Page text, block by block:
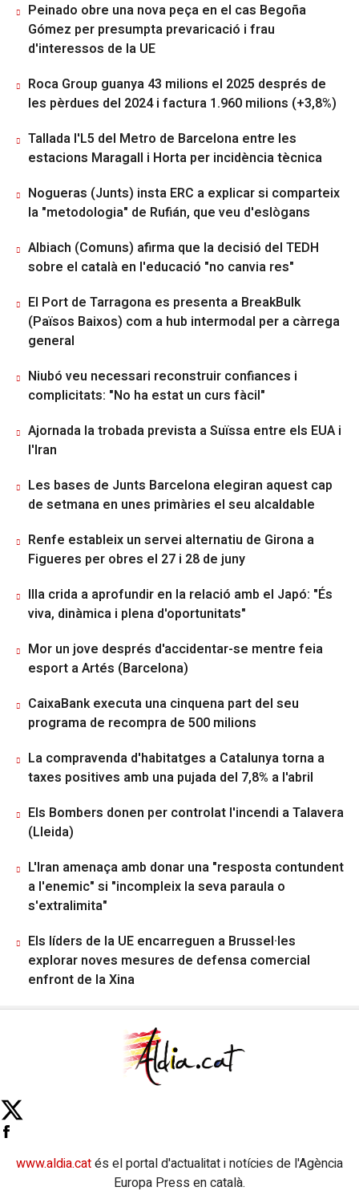
Peinado obre una nova peça en el cas Begoña
Gómez per presumpta prevaricació i frau
d'interessos de la UE
Roca Group guanya 43 milions el 2025 després de
les pèrdues del 2024 i factura 1.960 milions (+3,8%)
Tallada l'L5 del Metro de Barcelona entre les
estacions Maragall i Horta per incidència tècnica
Nogueras (Junts) insta ERC a explicar si comparteix
la "metodologia" de Rufián, que veu d'eslògans
Albiach (Comuns) afirma que la decisió del TEDH
sobre el català en l'educació "no canvia res"
El Port de Tarragona es presenta a BreakBulk
(Països Baixos) com a hub intermodal per a càrrega
general
Niubó veu necessari reconstruir confiances i
complicitats: "No ha estat un curs fàcil"
Ajornada la trobada prevista a Suïssa entre els EUA i
l'Iran
Les bases de Junts Barcelona elegiran aquest cap
de setmana en unes primàries el seu alcaldable
Renfe estableix un servei alternatiu de Girona a
Figueres per obres el 27 i 28 de juny
Illa crida a aprofundir en la relació amb el Japó: "És
viva, dinàmica i plena d'oportunitats"
Mor un jove després d'accidentar-se mentre feia
esport a Artés (Barcelona)
CaixaBank executa una cinquena part del seu
programa de recompra de 500 milions
La compravenda d'habitatges a Catalunya torna a
taxes positives amb una pujada del 7,8% a l'abril
Els Bombers donen per controlat l'incendi a Talavera
(Lleida)
L'Iran amenaça amb donar una "resposta contundent
a l'enemic" si "incompleix la seva paraula o
s'extralimita"
Els líders de la UE encarreguen a Brussel·les
explorar noves mesures de defensa comercial
enfront de la Xina
www.aldia.catés el portal d'actualitat i notícies de l'Agència
Europa Press en català.